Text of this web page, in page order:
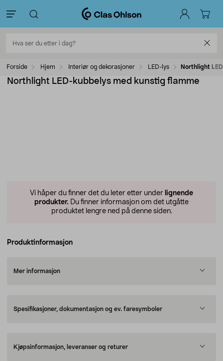
Forside Hjem Interiør og dekorasjoner LED-lys Northlight
Northlight LED-kubbelys med kunstig flamme
Vi håper du finner det du leter etter under lignende
produkter. Du finner informasjon om det utgåtte
produktet lengre ned på denne siden.
Produktinformasjon
Mer informasjon
Spesifikasjoner, dokumentasjon og ev. faresymboler
Kjøpsinformasjon, leveranser og returer